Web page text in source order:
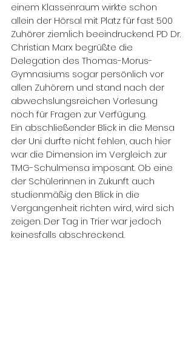
einem Klassenraum wirkte schon
allein der Hörsal mit Platz für fast 500
Zuhörer ziemlich beeindruckend. PD Dr.
Christian Marx begrüßte die
Delegation des Thomas-Morus-
Gymnasiums sogar persönlich vor
allen Zuhörern und stand nach der
abwechslungsreichen Vorlesung
noch für Fragen zur Verfügung.
Ein abschließender Blick in die Mensa
der Uni durfte nicht fehlen, auch hier
war die Dimension im Vergleich zur
TMG-Schulmensa imposant. Ob eine
der Schülerinnen in Zukunft auch
studienmäßig den Blick in die
Vergangenheit richten wird, wird sich
zeigen. Der Tag in Trier war jedoch
keinesfalls abschreckend.